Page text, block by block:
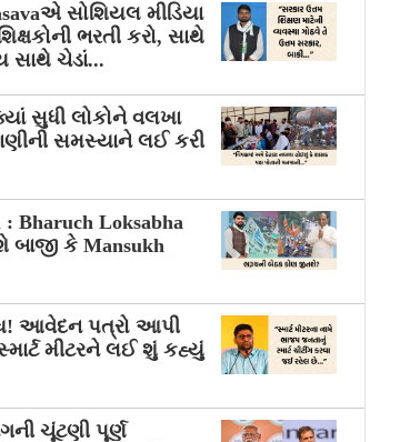
સોશિયલ મીડિયા
ભરતી કરો, સાથે
સાથે ચેડાં...
સુધી લોકોને વલખા
સમસ્યાને લઈ કરી
Bharuch Loksabha
બાજી કે Mansukh
આવેદન પત્રો આપી
મીટરને લઈ શું કહ્યું
ચૂંટણી પૂર્ણ